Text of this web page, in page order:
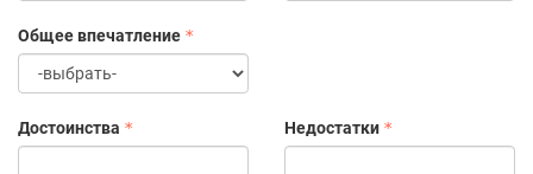
Общее впечатление
Достоинства Недостатки